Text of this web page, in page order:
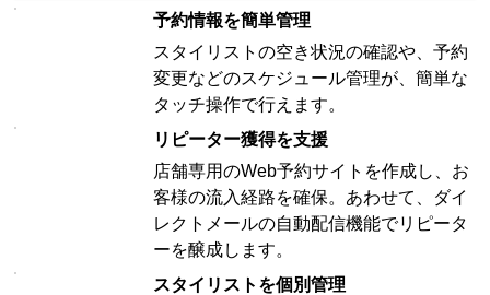
予約情報を簡単管理
スタイリストの空き状況の確認や、予約
変更などのスケジュール管理が、簡単な
タッチ操作で行えます。
リピーター獲得を支援
店舗専用のWeb予約サイトを作成し、お
客様の流入経路を確保。あわせて、ダイ
レクトメールの自動配信機能でリピータ
ーを醸成します。
スタイリストを個別管理